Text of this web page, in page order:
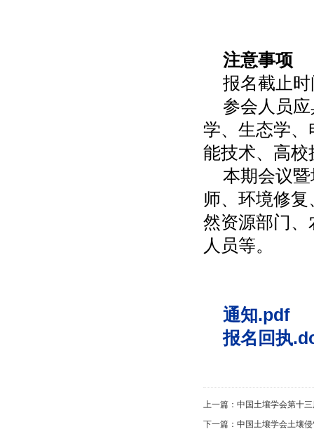
注意事项
报名截止
参会人员
学、生态学
能技术、高校
本期会议
师、环境修
然资源部门
人员等。
通知.pdf
报名回执
上一篇： 中国土壤学会第十
下一篇： 中国土壤学会土壤